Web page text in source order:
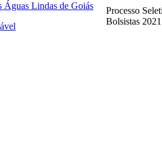
Lindas de Goiás
Processo
Bolsistas 2021